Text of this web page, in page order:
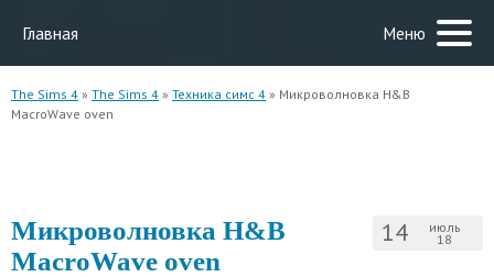
Главная Меню
The Sims 4 » The Sims 4 » Техника симс 4 » Микроволновка H&B
MacroWave oven
14 июль
18
Микроволновка H&B
MacroWave oven